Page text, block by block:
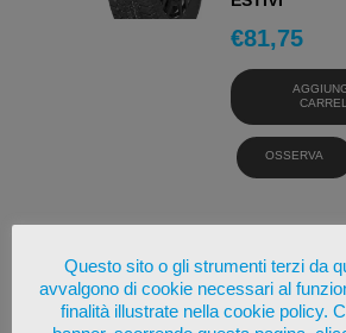
€81,75
OSSERVA
SUNFULL
HT782 255/65
PNEUMATICI
Questo sito o gli strumenti terzi da
avvalgono di cookie necessari al
finalità illustrate nella cookie policy.